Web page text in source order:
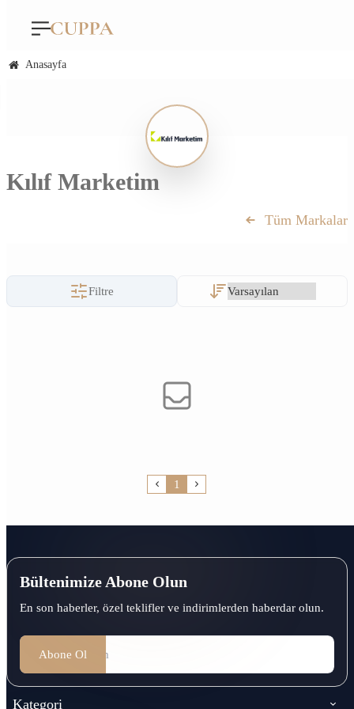
Anasayfa
Kılıf Marketim
Tüm Markalar
Filtre
1
Bültenimize Abone Olun
En son haberler, özel teklifler ve indirimlerden haberdar olun.
Abone Ol
Kategori